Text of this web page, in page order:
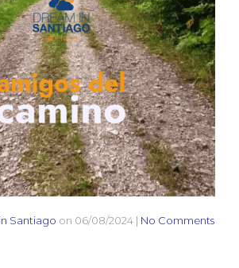
Santiago on 06/08/2024 | No Comments